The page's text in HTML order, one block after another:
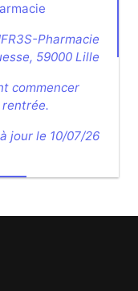
Pharmacie
59000 Lille
commencer
jour le 10/07/26